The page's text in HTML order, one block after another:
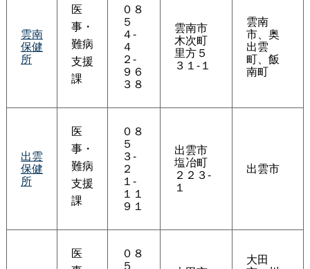
雲南
保健
所
医
事・
難病
支援
課
０８
５
４-
４
２-
９６
３８
雲南市
木次町
里方５
３１-１
雲南
市、奥
出雲
町、飯
南町
出雲
保健
所
医
事・
難病
支援
課
０８
５
３-
２
１-
１１
９１
出雲市
塩冶町
２２３-
１
出雲市
医
０８
５ 大田